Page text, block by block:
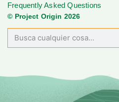
Frequently Asked Questions
© Project Origin 2026